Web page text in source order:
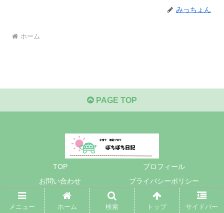
みっちょん
ホーム
PAGE TOP
TOP
プロフィール
お問い合わせ
プライバシーポリシー
© 2021 ぼちぼち日記.
メニュー ホーム 検索 トップ サイドバー